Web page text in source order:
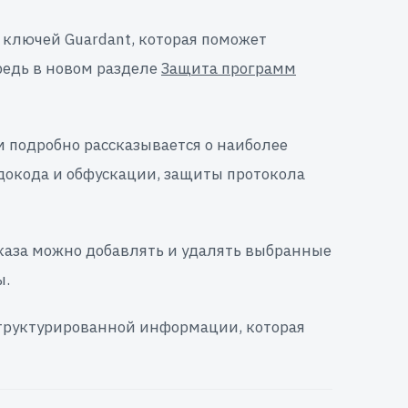
Guardant, которая поможет
в новом разделе Защита программ
подробно рассказывается о наиболее
и обфускации, защиты протокола
можно добавлять и удалять выбранные
информации, которая